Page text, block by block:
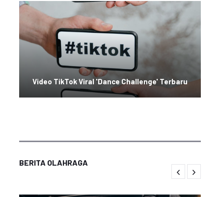
Video TikTok Viral 'Dance Challenge' Terbaru
BERITA OLAHRAGA